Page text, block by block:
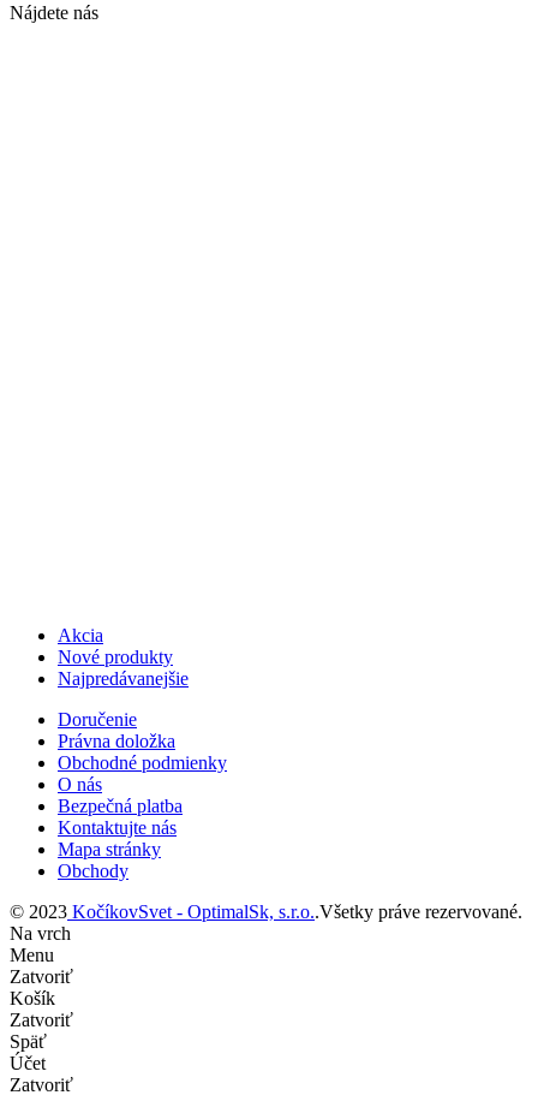
Nájdete nás
Akcia
Nové produkty
Najpredávanejšie
Doručenie
Právna doložka
Obchodné podmienky
O nás
Bezpečná platba
Kontaktujte nás
Mapa stránky
Obchody
© 2023 KočíkovSvet - OptimalSk, s.r.o..Všetky práve rezervované.
Na vrch
Menu
Zatvoriť
Košík
Zatvoriť
Späť
Účet
Zatvoriť